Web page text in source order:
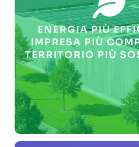
ENERGIA PIÙ
IMPRESA PIÙ
TERRITORIO PIÙ
DIMINUIRE
AMBIENTALE,
COSTI
CONDIVIDERE I
Aiutiamo le PMI e i
ridurre e stabilizzare
energetici in
rafforzandone
operativa.